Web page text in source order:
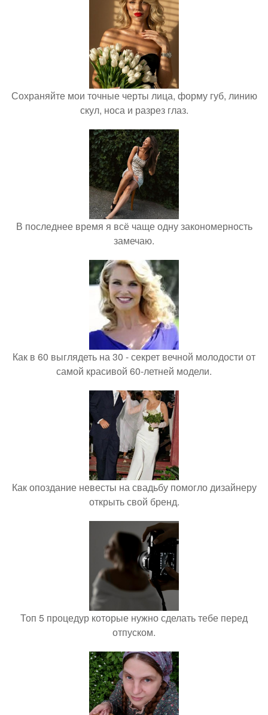
Сохраняйте мои точные черты лица, форму губ, линию
скул, носа и разрез глаз.
В последнее время я всё чаще одну закономерность
замечаю.
Как в 60 выглядеть на 30 - секрет вечной молодости от
самой красивой 60-летней модели.
Как опоздание невесты на свадьбу помогло дизайнеру
открыть свой бренд.
Топ 5 процедур которые нужно сделать тебе перед
отпуском.